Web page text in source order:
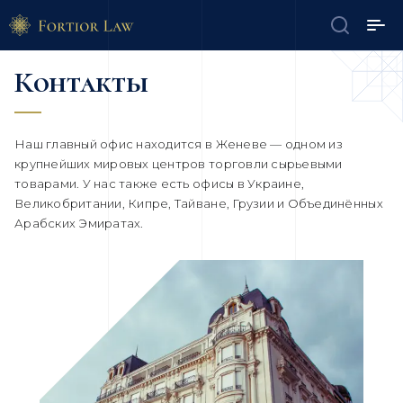
Контакты
Наш главный офис находится в Женеве — одном из
крупнейших мировых центров торговли сырьевыми
товарами. У нас также есть офисы в Украине,
Великобритании, Кипре, Тайване, Грузии и Объединённых
Арабских Эмиратах.